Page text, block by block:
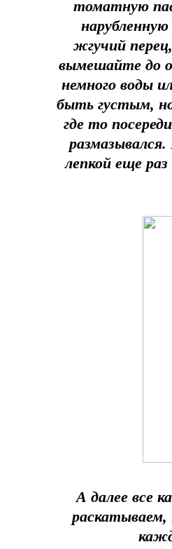
томатную
жгучий
вымешайте до
немного воды
быть густым,
где то
лепкой еще
А далее все
раскатываем,